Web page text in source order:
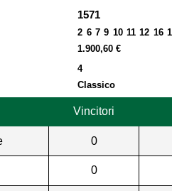
1571
2 6 7 9 10 11 12 16
1.900,60 €
4
Classico
Vincitori
0
0